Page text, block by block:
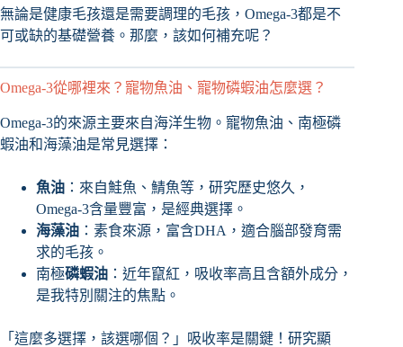
無論是健康毛孩還是需要調理的毛孩，Omega-3都是不
可或缺的基礎營養。那麼，該如何補充呢？
Omega-3從哪裡來？寵物魚油、寵物磷蝦油怎麼選？
Omega-3的來源主要來自海洋生物。寵物魚油、南極磷
蝦油和海藻油是常見選擇：
魚油 ：來自鮭魚、鯖魚等，研究歷史悠久，
Omega-3含量豐富，是經典選擇。
海藻油 ：素食來源，富含DHA，適合腦部發育需
求的毛孩。
南極磷蝦油 ：近年竄紅，吸收率高且含額外成分，
是我特別關注的焦點。
「這麼多選擇，該選哪個？」吸收率是關鍵！研究顯